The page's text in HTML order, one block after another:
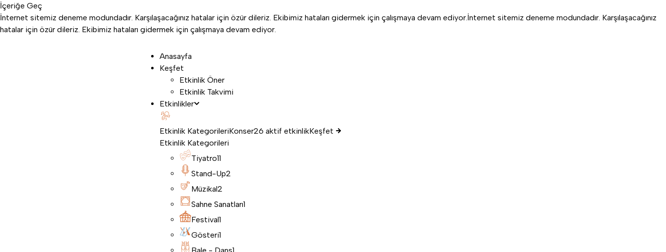
İçeriğe Geç
İnternet sitemiz deneme modundadır. Karşılaşacağınız hatalar için özür dileriz. Ekibimiz hataları gidermek için çalışmaya devam ediyor.İnternet sitemiz deneme modundadır. Karşılaşacağınız
hatalar için özür dileriz. Ekibimiz hataları gidermek için çalışmaya devam ediyor.
Anasayfa
Keşfet
Etkinlik Öner
Etkinlik Takvimi
Etkinlikler
Etkinlik KategorileriKonser26 aktif etkinlikKeşfet
Etkinlik Kategorileri
Tiyatro11
Stand-Up2
Müzikal2
Sahne Sanatları1
Festival1
Gösteri1